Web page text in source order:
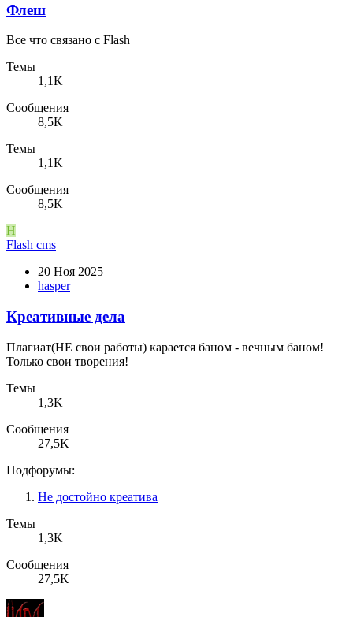
Флеш
Все что связано с Flash
Темы
1,1K
Сообщения
8,5K
Темы
1,1K
Сообщения
8,5K
H
Flash cms
20 Ноя 2025
hasper
Креативные дела
Плагиат(НЕ свои работы) карается баном - вечным баном!
Только свои творения!
Темы
1,3K
Сообщения
27,5K
Подфорумы:
Не достойно креатива
Темы
1,3K
Сообщения
27,5K